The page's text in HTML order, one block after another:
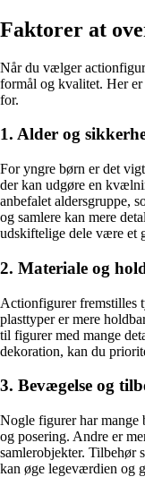
Faktorer at
Når du vælger
formål og kvalitet. Her
for.
1. Alder og
For yngre børn er det
der kan udgøre en
anbefalet aldersgruppe,
og samlere kan mere
udskiftelige dele være et
2. Materiale og
Actionfigurer fremstilles
plasttyper er mere
til figurer med mange
dekoration, kan du
3. Bevægelse og
Nogle figurer har
og posering. Andre er
samlerobjekter. Tilbehør
kan øge legeværdien og